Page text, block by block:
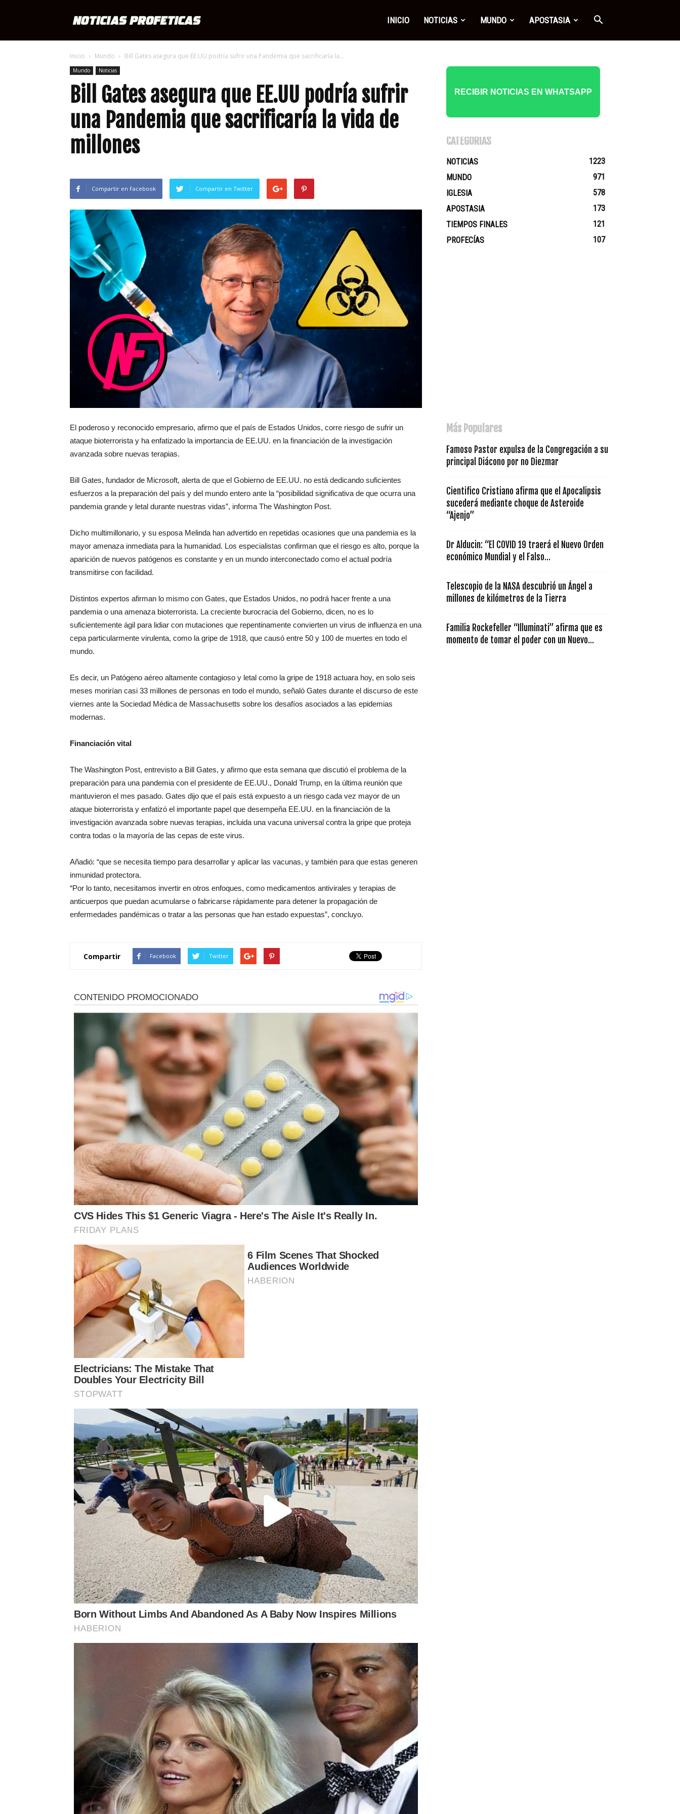
Proféticas
INICIO NOTICIAS MUNDO APOSTASIA
Inicio Mundo Bill Gates asegura que EE.UU podría sufrir una Pandemia que sacrificaría la...
Mundo Noticias
Bill Gates asegura que EE.UU podría sufrir
una Pandemia que sacrificaría la vida de
millones
Compartir en Facebook Compartir en Twitter
El poderoso y reconocido empresario, afirmo que el país de Estados Unidos, corre riesgo de sufrir un
ataque bioterrorista y ha enfatizado la importancia de EE.UU. en la financiación de la investigación
avanzada sobre nuevas terapias.
Bill Gates, fundador de Microsoft, alerta de que el Gobierno de EE.UU. no está dedicando suficientes
esfuerzos a la preparación del país y del mundo entero ante la “posibilidad significativa de que ocurra una
pandemia grande y letal durante nuestras vidas”, informa The Washington Post.
Dicho multimillonario, y su esposa Melinda han advertido en repetidas ocasiones que una pandemia es la
mayor amenaza inmediata para la humanidad. Los especialistas confirman que el riesgo es alto, porque la
aparición de nuevos patógenos es constante y en un mundo interconectado como el actual podría
transmitirse con facilidad.
Distintos expertos afirman lo mismo con Gates, que Estados Unidos, no podrá hacer frente a una
pandemia o una amenaza bioterrorista. La creciente burocracia del Gobierno, dicen, no es lo
suficientemente ágil para lidiar con mutaciones que repentinamente convierten un virus de influenza en una
cepa particularmente virulenta, como la gripe de 1918, que causó entre 50 y 100 de muertes en todo el
mundo.
Es decir, un Patógeno aéreo altamente contagioso y letal como la gripe de 1918 actuara hoy, en solo seis
meses morirían casi 33 millones de personas en todo el mundo, señaló Gates durante el discurso de este
viernes ante la Sociedad Médica de Massachusetts sobre los desafíos asociados a las epidemias
modernas.
Financiación vital
The Washington Post, entrevisto a Bill Gates, y afirmo que esta semana que discutió el problema de la
preparación para una pandemia con el presidente de EE.UU., Donald Trump, en la última reunión que
mantuvieron el mes pasado. Gates dijo que el país está expuesto a un riesgo cada vez mayor de un
ataque bioterrorista y enfatizó el importante papel que desempeña EE.UU. en la financiación de la
investigación avanzada sobre nuevas terapias, incluida una vacuna universal contra la gripe que proteja
contra todas o la mayoría de las cepas de este virus.
Añadió: “que se necesita tiempo para desarrollar y aplicar las vacunas, y también para que estas generen
inmunidad protectora.
“Por lo tanto, necesitamos invertir en otros enfoques, como medicamentos antivirales y terapias de
anticuerpos que puedan acumularse o fabricarse rápidamente para detener la propagación de
enfermedades pandémicas o tratar a las personas que han estado expuestas”, concluyo.
Compartir Facebook Twitter
RECIBIR NOTICIAS EN WHATSAPP
CATEGORÍAS
NOTICIAS
1223
MUNDO
971
IGLESIA
578
APOSTASIA
173
TIEMPOS FINALES
121
PROFECÍAS
107
Más Populares
Famoso Pastor expulsa de la Congregación a su
principal Diácono por no Diezmar
Cientifico Cristiano afirma que el Apocalipsis
sucederá mediante choque de Asteroide
“Ajenjo”
Dr Alducin: “El COVID 19 traerá el Nuevo Orden
económico Mundial y el Falso...
Telescopio de la NASA descubrió un Ángel a
millones de kilómetros de la Tierra
Familia Rockefeller “Illuminati” afirma que es
momento de tomar el poder con un Nuevo...